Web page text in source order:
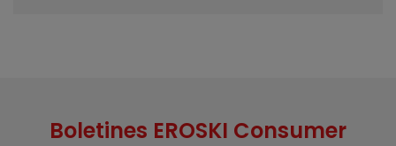
Boletines EROSKI Consumer